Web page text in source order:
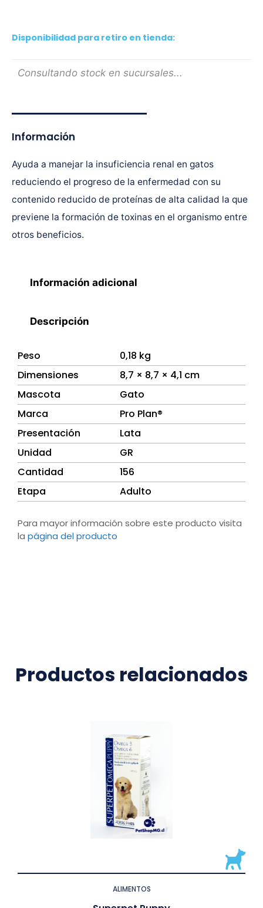
Disponibilidad para retiro en tienda:
Consultando stock en sucursales...
Información
Ayuda a manejar la insuficiencia renal en gatos
reduciendo el progreso de la enfermedad con su
contenido reducido de proteínas de alta calidad la que
previene la formación de toxinas en el organismo entre
otros beneficios.
Información adicional
Descripción
Peso
0,18 kg
Dimensiones
8,7 × 8,7 × 4,1 cm
Mascota
Gato
Marca
Pro Plan®
Presentación
Lata
Unidad
GR
Cantidad
156
Etapa
Adulto
Para mayor información sobre este producto visita
la página del producto
Productos relacionados
ALIMENTOS